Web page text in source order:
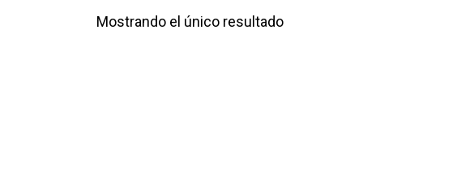
Mostrando el único resultado